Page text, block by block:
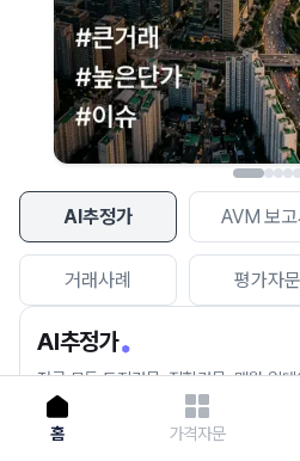
AI추정가 AVM 보고
거래사례 평가자문
AI추정가
전국 모든 토지건물, 집합건물, 매월 업
세요.
홈 가격자문